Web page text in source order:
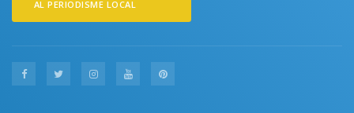
AL PERIODISME LOCAL